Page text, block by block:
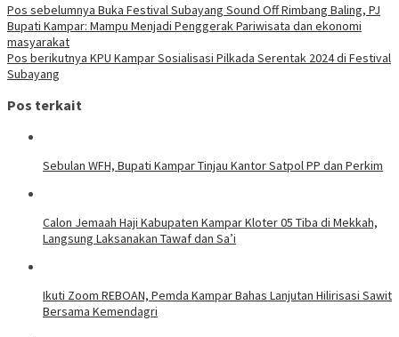
Pos sebelumnya Buka Festival Subayang Sound Off Rimbang Baling, PJ
Bupati Kampar: Mampu Menjadi Penggerak Pariwisata dan ekonomi
masyarakat
Pos berikutnya KPU Kampar Sosialisasi Pilkada Serentak 2024 di Festival
Subayang
Pos terkait
Sebulan WFH, Bupati Kampar Tinjau Kantor Satpol PP dan Perkim
Calon Jemaah Haji Kabupaten Kampar Kloter 05 Tiba di Mekkah,
Langsung Laksanakan Tawaf dan Sa’i
Ikuti Zoom REBOAN, Pemda Kampar Bahas Lanjutan Hilirisasi Sawit
Bersama Kemendagri